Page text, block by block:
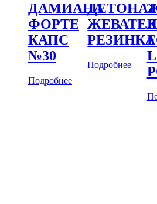
ДАМИАНА
ФОРТЕ
КАПС
№30
Подробнее
РЕЗИНКА
Подробнее